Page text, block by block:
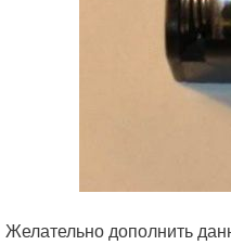
Желательно дополнить